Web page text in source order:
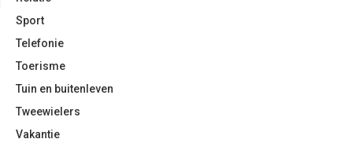
Sport
Telefonie
Toerisme
Tuin en buitenleven
Tweewielers
Vakantie